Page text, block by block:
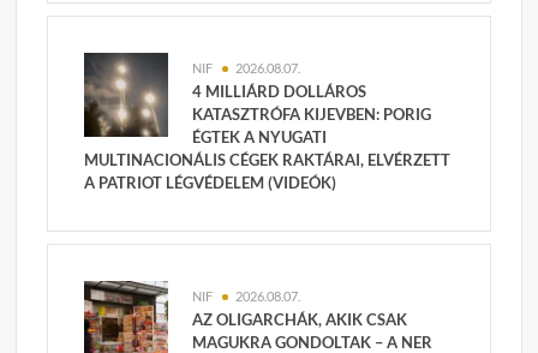
NIF 2026.08.07.
4 MILLIÁRD DOLLÁROS
KATASZTRÓFA KIJEVBEN: PORIG
ÉGTEK A NYUGATI
MULTINACIONÁLIS CÉGEK RAKTÁRAI, ELVÉRZETT
A PATRIOT LÉGVÉDELEM (VIDEÓK)
NIF 2026.08.07.
AZ OLIGARCHÁK, AKIK CSAK
MAGUKRA GONDOLTAK – A NER